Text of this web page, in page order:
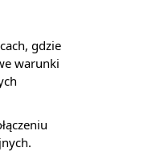
gdzie
warunki